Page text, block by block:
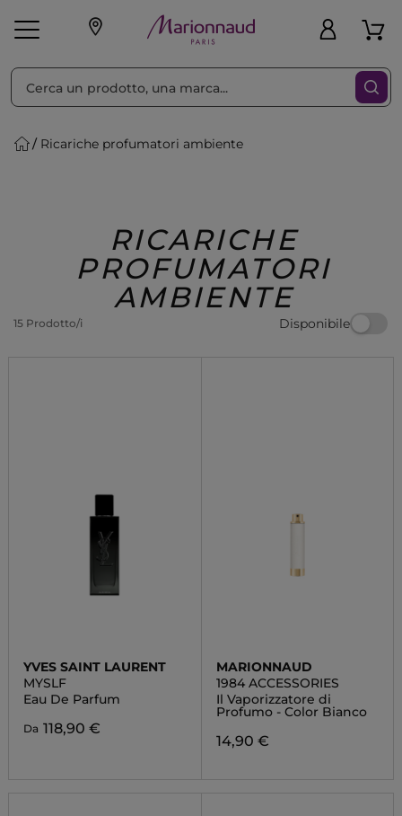
Make-up Profumi
Regalo
Ricariche profumatori ambiente
RICARICHE
PROFUMATORI
AMBIENTE
15 Prodotto/i Disponibile
Ordina per Filtra
YVES SAINT LAURENT
MYSLF
Eau De Parfum
Da 118,90 €
MARIONNAUD
1984 ACCESSORIES
Il Vaporizzatore di
Profumo - Color Bianco
14,90 €